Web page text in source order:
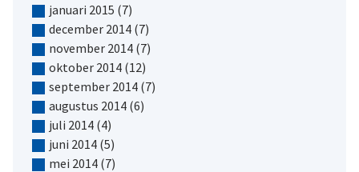
januari 2015 (7)
december 2014(7)
november 2014(7)
oktober 2014(12)
september 2014(7)
augustus 2014(6)
juli 2014(4)
juni 2014(5)
mei 2014(7)